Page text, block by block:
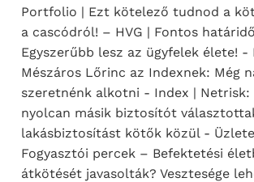
Portfolio | Ezt kötelező tudnod a
a cascódról! – HVG | Fontos
Egyszerűbb lesz az ügyfelek élete!
Mészáros Lőrinc az Indexnek: Még
szeretnénk alkotni - Index |
nyolcan másik biztosítót
lakásbiztosítást kötők közül -
Fogyasztói percek – Befektetési
átkötését javasolták? Vesztesége